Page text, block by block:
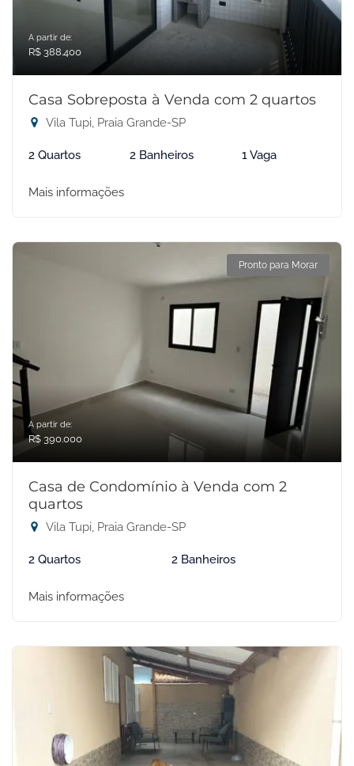
A partir de:
R$ 388.400
Casa Sobreposta à Venda com 2 quartos
Vila Tupi, Praia Grande-SP
2 Quartos 2 Banheiros 1 Vaga
Mais informações
Pronto para Morar
A partir de:
R$ 390.000
Casa de Condomínio à Venda com 2
quartos
Vila Tupi, Praia Grande-SP
2 Quartos 2 Banheiros
Mais informações